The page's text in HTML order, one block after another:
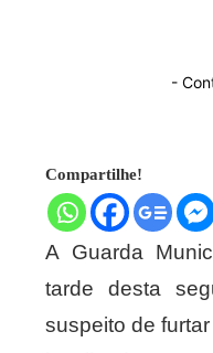
-
Compartilhe!
A Guarda
tarde desta
suspeito de